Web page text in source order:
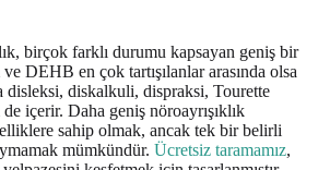
birçok farklı durumu kapsayan geniş bir
DEHB en çok tartışılanlar arasında olsa
disleksi, diskalkuli, dispraksi, Tourette
içerir. Daha geniş nöroayrışıklık
sahip olmak, ancak tek bir belirli
mümkündür. Ücretsiz taramamız,